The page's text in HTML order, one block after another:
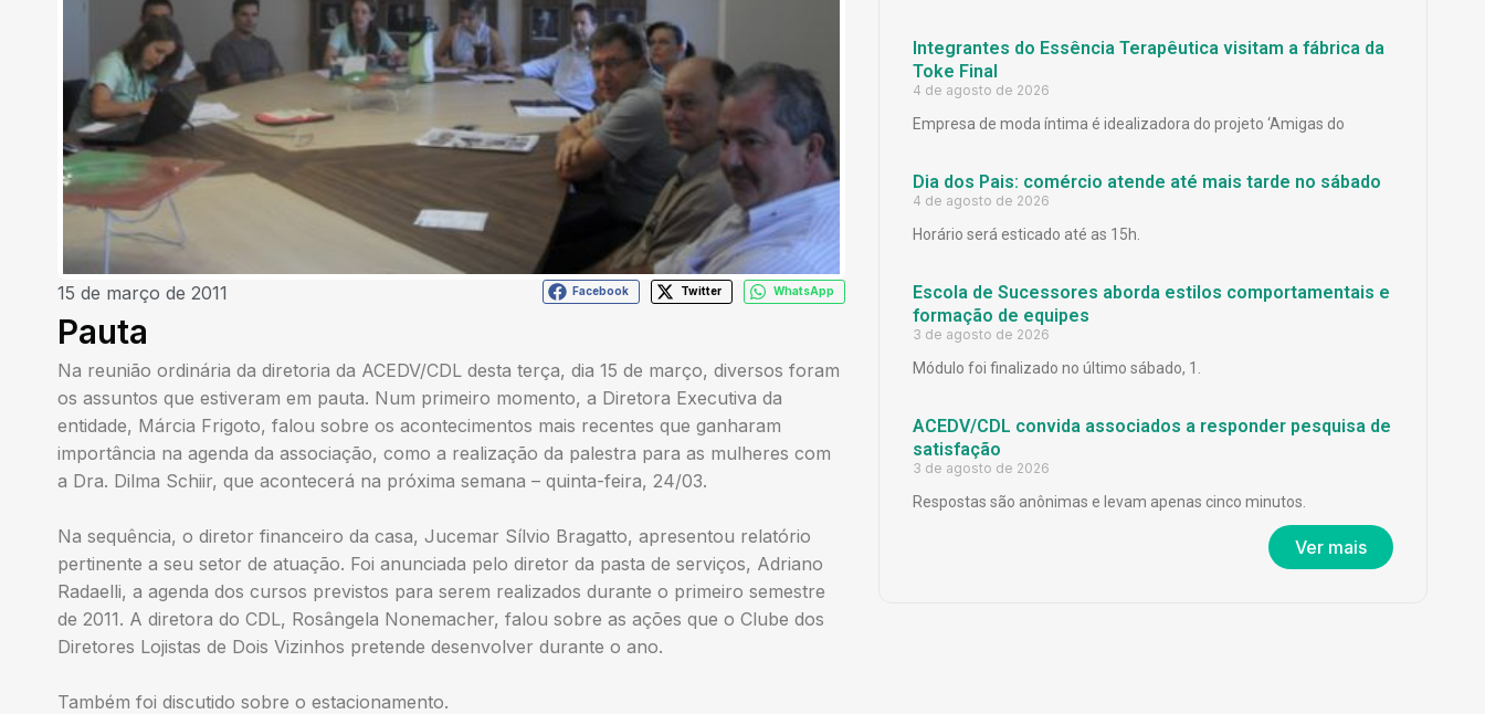
15 de março de 2011 Facebook Twitter WhatsApp
Pauta
Na reunião ordinária da diretoria da ACEDV/CDL desta terça, dia 15 de março, diversos foram
os assuntos que estiveram em pauta. Num primeiro momento, a Diretora Executiva da
entidade, Márcia Frigoto, falou sobre os acontecimentos mais recentes que ganharam
importância na agenda da associação, como a realização da palestra para as mulheres com
a Dra. Dilma Schiir, que acontecerá na próxima semana – quinta-feira, 24/03.
Na sequência, o diretor financeiro da casa, Jucemar Sílvio Bragatto, apresentou relatório
pertinente a seu setor de atuação. Foi anunciada pelo diretor da pasta de serviços, Adriano
Radaelli, a agenda dos cursos previstos para serem realizados durante o primeiro semestre
de 2011. A diretora do CDL, Rosângela Nonemacher, falou sobre as ações que o Clube dos
Diretores Lojistas de Dois Vizinhos pretende desenvolver durante o ano.
Também foi discutido sobre o estacionamento.
Integrantes do Essência Terapêutica visitam a fábrica da
Toke Final
4 de agosto de 2026
Empresa de moda íntima é idealizadora do projeto ‘Amigas do
Dia dos Pais: comércio atende até mais tarde no sábado
4 de agosto de 2026
Horário será esticado até as 15h.
Escola de Sucessores aborda estilos comportamentais e
formação de equipes
3 de agosto de 2026
Módulo foi finalizado no último sábado, 1.
ACEDV/CDL convida associados a responder pesquisa de
satisfação
3 de agosto de 2026
Respostas são anônimas e levam apenas cinco minutos.
Ver mais